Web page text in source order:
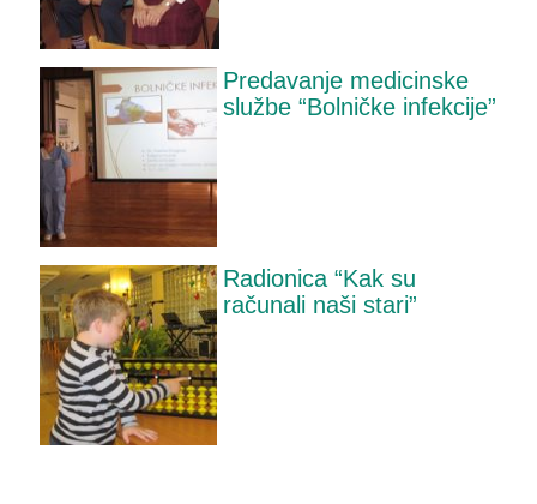
Predavanje medicinske
službe “Bolničke infekcije”
Radionica “Kak su
računali naši stari”